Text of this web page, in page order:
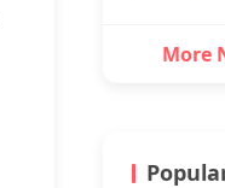
More